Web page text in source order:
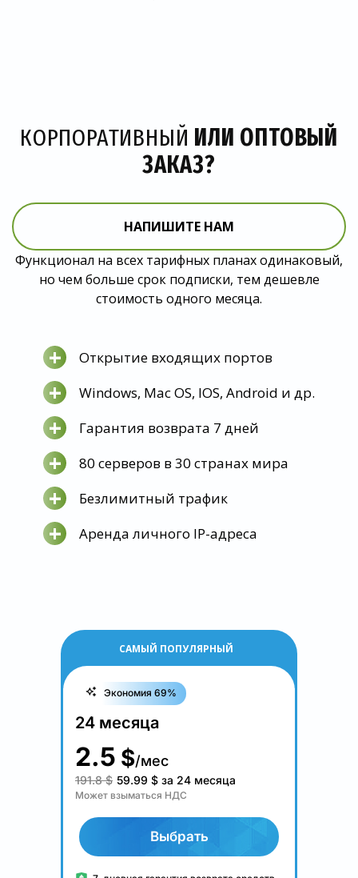
КОРПОРАТИВНЫЙ ИЛИ ОПТОВЫЙ
ЗАКАЗ?
НАПИШИТЕ НАМ
Функционал на всех тарифных планах одинаковый,
но чем больше срок подписки, тем дешевле
стоимость одного месяца.
+ Открытие входящих портов
+ Windows, Mac OS, IOS, Android и др.
+ Гарантия возврата 7 дней
+ 80 серверов в 30 странах мира
+ Безлимитный трафик
+ Аренда личного IP-адреса
САМЫЙ ПОПУЛЯРНЫЙ
Экономия 69%
24 месяца
2.5 $/мес
191.8 $ 59.99 $ за 24 месяца
Может взыматься НДС
Выбрать